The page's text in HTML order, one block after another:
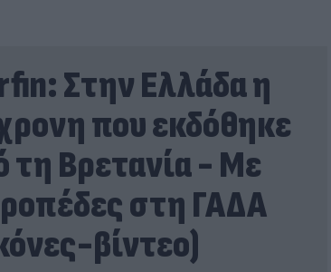
Στην Ελλάδα η
που εκδόθηκε
τη Βρετανία - Με
στη ΓΑΔΑ
βίντεο)